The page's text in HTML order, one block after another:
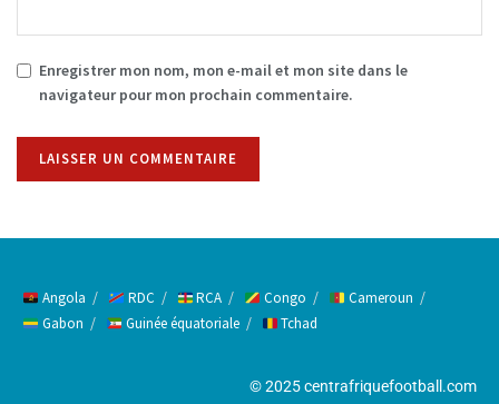
Enregistrer mon nom, mon e-mail et mon site dans le
navigateur pour mon prochain commentaire.
Angola RDC RCA Congo
Cameroun
Gabon
Guinée équatoriale Tchad
© 2025 centrafriquefootball.com